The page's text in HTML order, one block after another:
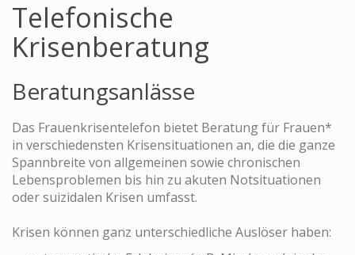
Telefonische
Krisenberatung
Beratungsanlässe
Das Frauenkrisentelefon bietet Beratung für Frauen*
in verschiedensten Krisensituationen an, die die ganze
Spannbreite von allgemeinen sowie chronischen
Lebensproblemen bis hin zu akuten Notsituationen
oder suizidalen Krisen umfasst.
Krisen können ganz unterschiedliche Auslöser haben: